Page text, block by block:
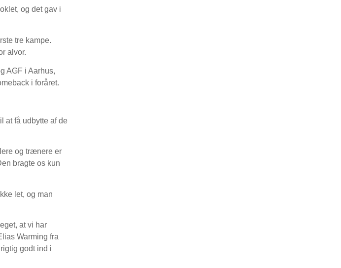
og det gav i
tre kampe.
alvor.
AGF i Aarhus,
i foråret.
at få udbytte af de
og trænere er
bragte os kun
let, og man
at vi har
Warming fra
godt ind i